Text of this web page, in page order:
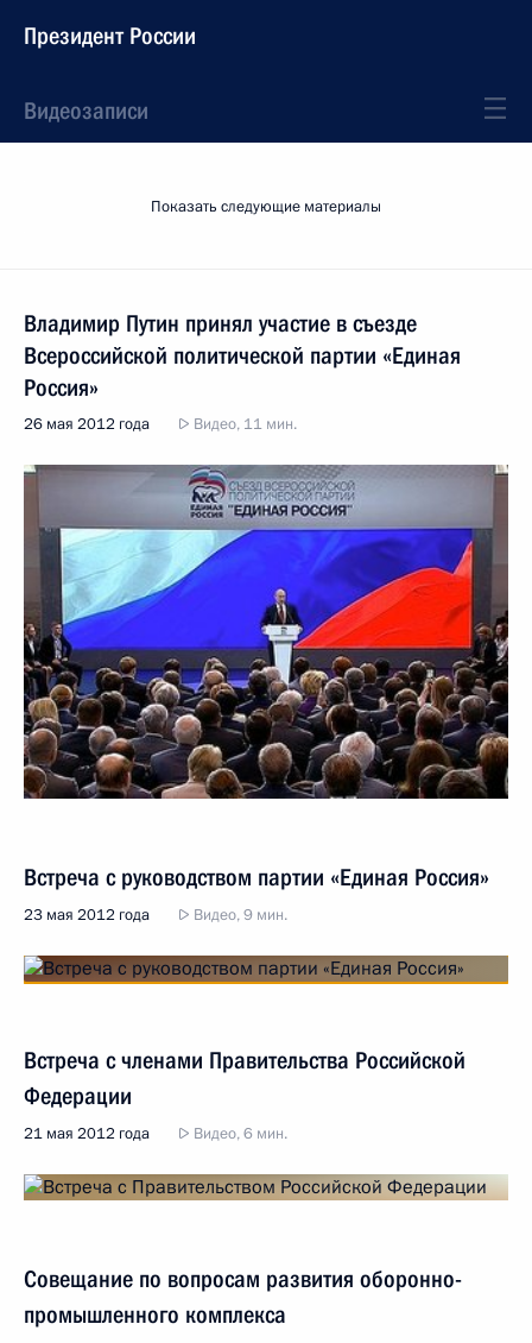
Президент России
Видеозаписи
Показать следующие материалы
Владимир Путин принял участие в съезде
Всероссийской политической партии «Единая
Россия»
26 мая 2012 года Видео, 11 мин.
Встреча с руководством партии «Единая Россия»
23 мая 2012 года Видео, 9 мин.
Встреча с членами Правительства Российской
Федерации
21 мая 2012 года Видео, 6 мин.
Совещание по вопросам развития оборонно-
промышленного комплекса